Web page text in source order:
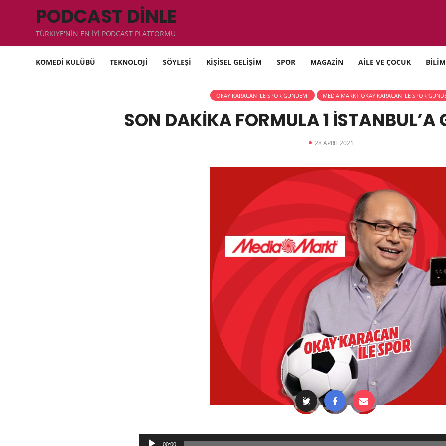
PODCAST DİNLE
TÜRKIYE'NİN EN İYİ PODCAST PLATFORMU
KOMEDİ KULÜBÜ TEKNOLOJİ SÖYLEŞİ KİŞİSEL GELİŞİM SPOR MAGAZİN AİLE VE ÇOCUK BİLİM
OKAY KARACAN İLE SPOR GÜNDEMI MEDIA MARKT OKAY KARACAN ILE SPOR
SON DAKİKA FORMULA 1 İSTANBUL’A
28 APRIL 2021
Audio
00:00